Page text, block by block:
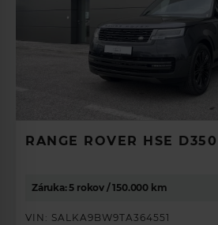
RANGE ROVER HSE
Záruka: 5 rokov / 150.000 km
VIN: SALKA9BW9TA364551